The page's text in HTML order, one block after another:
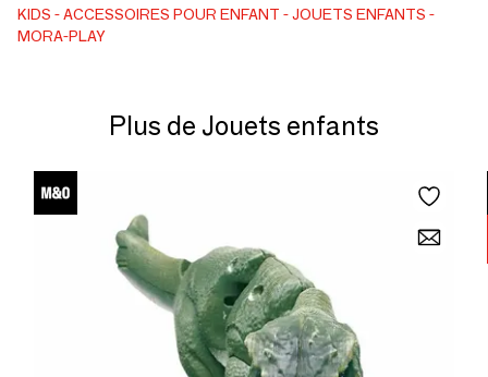
aux règles de sécurité pour les jouets : EN 71-1:2014
+A1:2018. EN 71-2:2011 +A1:2014"
KIDS ACCESSOIRES POUR ENFANT
JOUETS ENFANTS
MORA-PLAY
Plus de Jouets enfants